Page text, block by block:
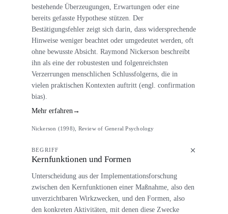
bestehende Überzeugungen, Erwartungen oder eine
bereits gefasste Hypothese stützen. Der
Bestätigungsfehler zeigt sich darin, dass widersprechende
Hinweise weniger beachtet oder umgedeutet werden, oft
ohne bewusste Absicht. Raymond Nickerson beschreibt
ihn als eine der robustesten und folgenreichsten
Verzerrungen menschlichen Schlussfolgerns, die in
vielen praktischen Kontexten auftritt (engl. confirmation
bias).
Mehr erfahren→
Nickerson (1998), Review of General Psychology
BEGRIFF
Kernfunktionen und Formen
Unterscheidung aus der Implementationsforschung
zwischen den Kernfunktionen einer Maßnahme, also den
unverzichtbaren Wirkzwecken, und den Formen, also
den konkreten Aktivitäten, mit denen diese Zwecke